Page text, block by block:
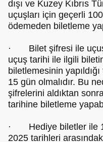
dışı ve Kuzey Kıbrıs
uçuşları için geçerli
ödemeden biletleme
· Bilet şifresi ile
uçuş tarihi ile ilgili
biletlemesinin
15 gün olmalıdır. Bu
şifrelerini aldıktan
tarihine biletleme
· Hediye biletler ile
2025 tarihleri